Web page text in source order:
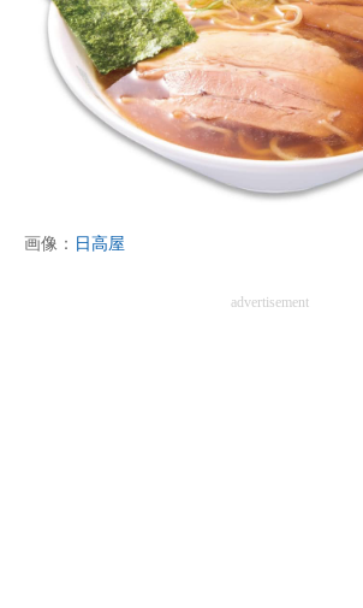
画像： 日高屋
advertisement